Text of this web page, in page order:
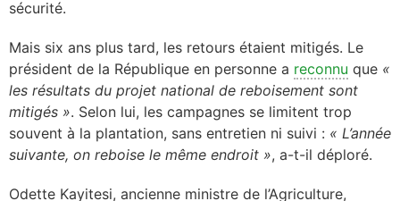
sécurité.
Mais six ans plus tard, les retours étaient mitigés. Le
président de la République en personne a reconnu que «
les résultats du projet national de reboisement sont
mitigés ». Selon lui, les campagnes se limitent trop
souvent à la plantation, sans entretien ni suivi : « L’année
suivante, on reboise le même endroit », a-t-il déploré.
Odette Kayitesi, ancienne ministre de l’Agriculture,